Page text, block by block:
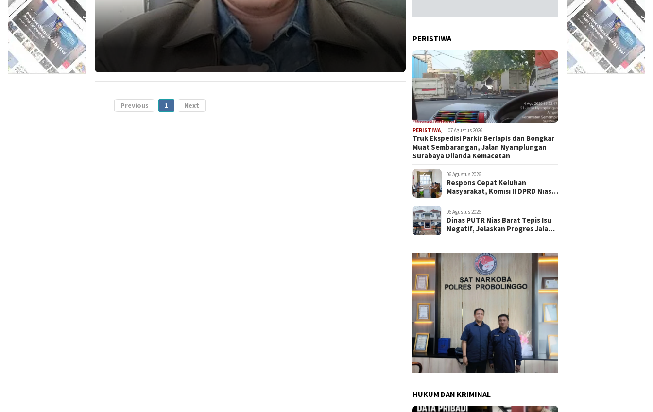
Previous 1 Next
PERISTIWA
PERISTIWA 07 Agustus 2026
Truk Ekspedisi Parkir Berlapis dan Bongkar
Muat Sembarangan, Jalan Nyamplungan
Surabaya Dilanda Kemacetan
06 Agustus 2026
Respons Cepat Keluhan
Masyarakat, Komisi II DPRD Nias
Pembangunan RSU Cerah Medika
.
06 Agustus 2026
Dinas PUTR Nias Barat Tepis Isu
Negatif, Jelaskan Progres Jalan
HUKUM DAN KRIMINAL